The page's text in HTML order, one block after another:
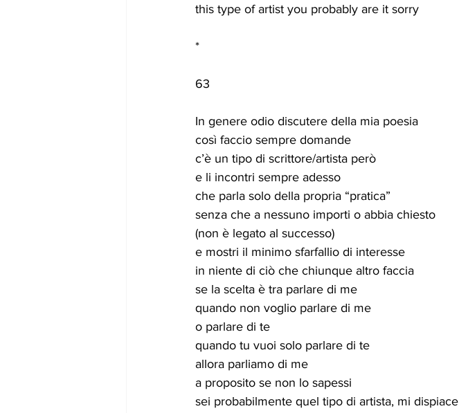
this type of artist you probably are it sorry
*
63
In genere odio discutere della mia poesia
così faccio sempre domande
c’è un tipo di scrittore/artista però
e li incontri sempre adesso
che parla solo della propria “pratica”
senza che a nessuno importi o abbia chiesto
(non è legato al successo)
e mostri il minimo sfarfallio di interesse
in niente di ciò che chiunque altro faccia
se la scelta è tra parlare di me
quando non voglio parlare di me
o parlare di te
quando tu vuoi solo parlare di te
allora parliamo di me
a proposito se non lo sapessi
sei probabilmente quel tipo di artista, mi dispiace